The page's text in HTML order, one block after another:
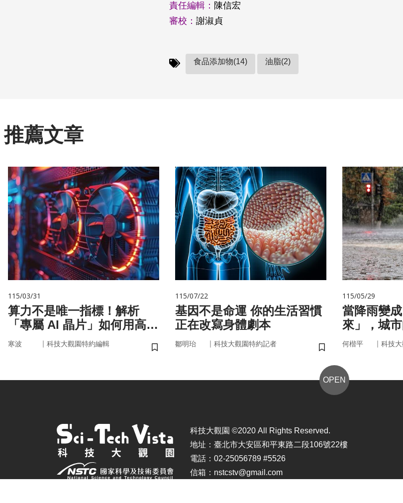
責任編輯： 陳信宏
審校： 謝淑貞
食品添加物(14) 油脂(2)
推薦文章
115/03/31
算力不是唯一指標！解析
「專屬 AI 晶片」如何用高效
率驅動未來
寒波 ｜ 科技大觀園特約編輯
儲存書籤
115/07/22
基因不是命運 你的生活習慣
正在改寫身體劇本
鄒明珆 ｜ 科技大觀園特約記者
儲存書籤
115/05/29
當降雨變
來」，城
即時應變？
何楷平 ｜ 科技
OPEN
科技大觀園 ©2020 All Rights Reserved.
地址：臺北市大安區和平東路二段106號22樓
電話：02-25056789 #5526
信箱：nstcstv@gmail.com